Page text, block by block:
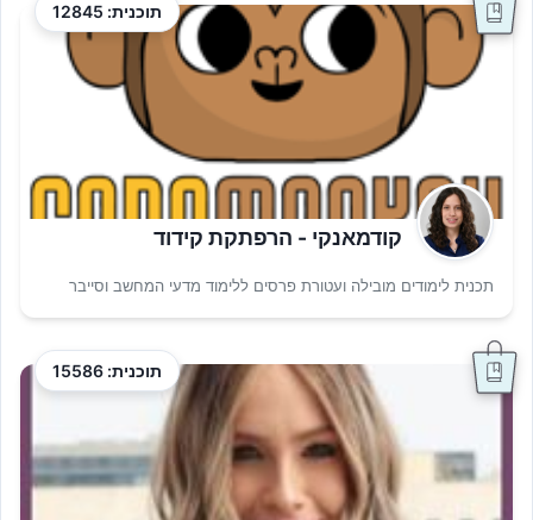
תוכנית: 12845
קודמאנקי - הרפתקת קידוד
תכנית לימודים מובילה ועטורת פרסים ללימוד מדעי המחשב וסייבר
תוכנית: 15586